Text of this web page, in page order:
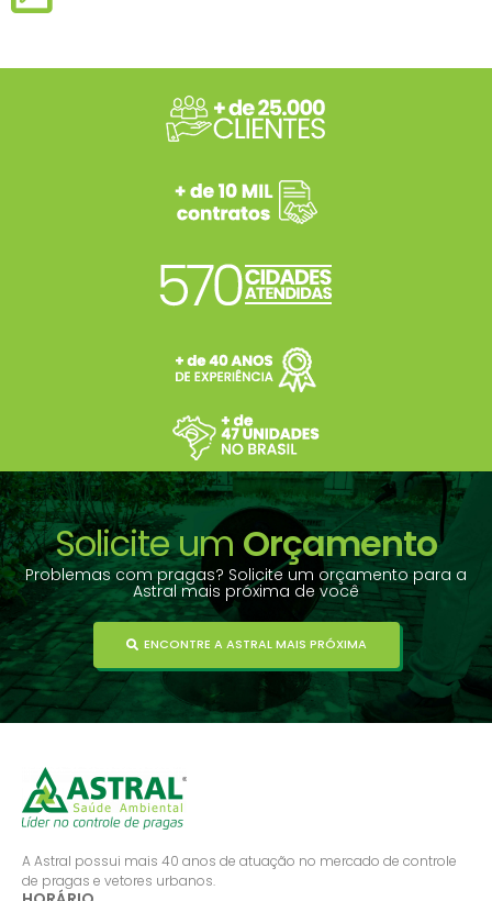
Solicite um Orçamento
Problemas com pragas? Solicite um orçamento para a
Astral mais próxima de você
ENCONTRE A ASTRAL MAIS PRÓXIMA
A Astral possui mais 40 anos de atuação no mercado de controle
de pragas e vetores urbanos.